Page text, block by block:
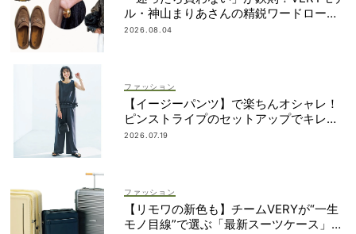
ル・神山まりあさんの精鋭ワードローブ1
2選
2026.08.04
ファッション
【イージーパンツ】で楽ちんオシャレ！
ピンストライプのセットアップでキレイ
め
2026.07.19
ファッション
【リモワの新色も】チームVERYが“一生
モノ目線”で選ぶ「最新スーツケース」5